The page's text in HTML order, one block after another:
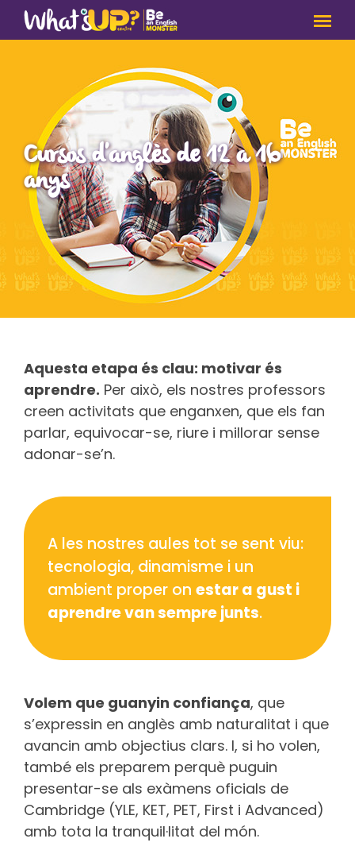
Cursos d'anglès de 12 a 16
anys
Aquesta etapa és clau: motivar és
aprendre. Per això, els nostres professors
creen activitats que enganxen, que els fan
parlar, equivocar-se, riure i millorar sense
adonar-se’n.
A les nostres aules tot se sent viu:
tecnologia, dinamisme i un
ambient proper on estar a gust i
aprendre van sempre junts.
Volem que guanyin confiança, que
s’expressin en anglès amb naturalitat i que
avancin amb objectius clars. I, si ho volen,
també els preparem perquè puguin
presentar-se als exàmens oficials de
Cambridge (YLE, KET, PET, First i Advanced)
amb tota la tranquil·litat del món.